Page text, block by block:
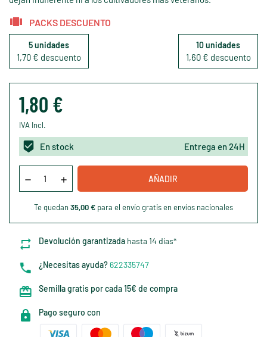
PACKS DESCUENTO
5 unidades
1,70 € descuento
10 unidades
1,60 € descuento
1,80 €
IVA Incl.
En stock Entrega en 24H
AÑADIR
Te quedan 35,00 € para el envío gratis en envíos nacionales
Devolución garantizada hasta 14 días*
¿Necesitas ayuda?622335747
Semilla gratis por cada 15€ de compra
Pago seguro con